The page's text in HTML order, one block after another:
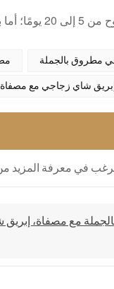
مطروق بالجملة
إبريق شاي زجاجي مع مصفاة
مع مصفاة،